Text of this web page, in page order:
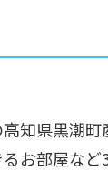
知県黒潮
お部屋な